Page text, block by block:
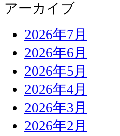
アーカイブ
2026年7月
2026年6月
2026年5月
2026年4月
2026年3月
2026年2月